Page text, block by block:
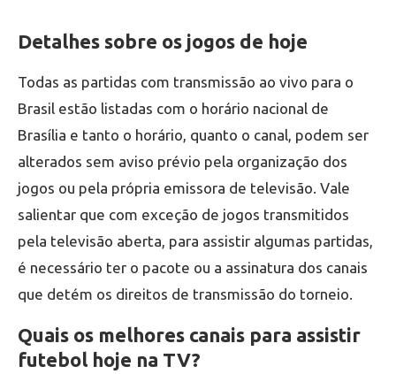
Detalhes sobre os jogos de hoje
Todas as partidas com transmissão ao vivo para o
Brasil estão listadas com o horário nacional de
Brasília e tanto o horário, quanto o canal, podem ser
alterados sem aviso prévio pela organização dos
jogos ou pela própria emissora de televisão. Vale
salientar que com exceção de jogos transmitidos
pela televisão aberta, para assistir algumas partidas,
é necessário ter o pacote ou a assinatura dos canais
que detém os direitos de transmissão do torneio.
Quais os melhores canais para assistir
futebol hoje na TV?